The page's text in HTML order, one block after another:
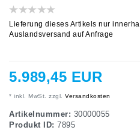
Lieferung dieses Artikels nur
Auslandsversand auf Anfrage
5.989,45 EUR
* inkl. MwSt. zzgl. Versandkosten
Artikelnummer: 30000055
Produkt ID: 7895